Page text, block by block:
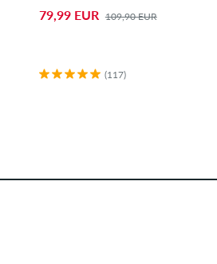
79,99 EUR 109,90 EUR
(117)